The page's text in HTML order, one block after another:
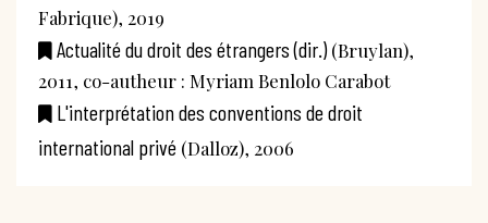
Fabrique), 2019
Actualité du droit des étrangers (dir.)(Bruylan),
2011, co-autheur : Myriam Benlolo Carabot
L'interprétation des conventions de droit
international privé (Dalloz), 2006